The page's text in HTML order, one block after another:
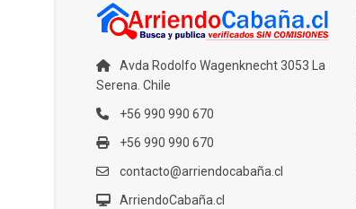
Avda Rodolfo Wagenknecht 3053 La
Serena. Chile
+56 990 990 670
+56 990 990 670
contacto@arriendocabaña.cl
ArriendoCabaña.cl